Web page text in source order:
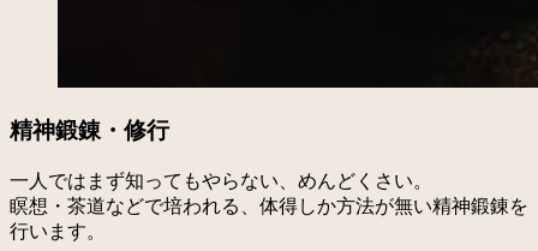
精神鍛錬・修行
一人ではまず知ってもやらない、めんどくさい。
瞑想・茶道などで培われる、体得しか方法が無い精神鍛錬を
行います。